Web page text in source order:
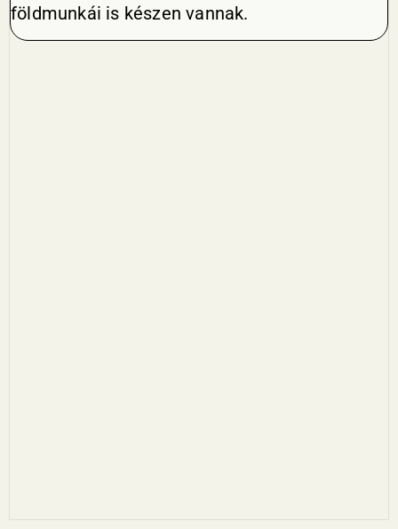
földmunkái is készen vannak.